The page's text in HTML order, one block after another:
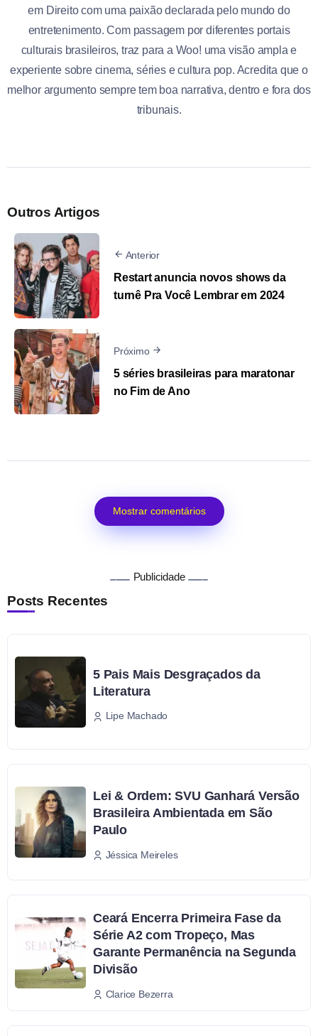
em Direito com uma paixão declarada pelo mundo do
entretenimento. Com passagem por diferentes portais
culturais brasileiros, traz para a Woo! uma visão ampla e
experiente sobre cinema, séries e cultura pop. Acredita que o
melhor argumento sempre tem boa narrativa, dentro e fora dos
tribunais.
Outros Artigos
Anterior
Restart anuncia novos shows da
turnê Pra Você Lembrar em 2024
Próximo
5 séries brasileiras para maratonar
no Fim de Ano
Mostrar comentários
Publicidade
Posts Recentes
5 Pais Mais Desgraçados da
Literatura
Lipe Machado
Lei & Ordem: SVU Ganhará Versão
Brasileira Ambientada em São
Paulo
Jéssica Meireles
Ceará Encerra Primeira Fase da
Série A2 com Tropeço, Mas
Garante Permanência na Segunda
Divisão
Clarice Bezerra